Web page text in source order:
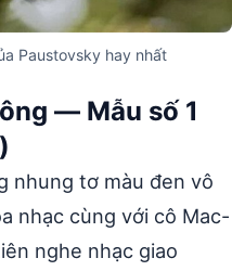
Paustovsky hay nhất
— Mẫu số 1
nhung tơ màu đen vô
nhạc cùng với cô Mac-
nghe nhạc giao